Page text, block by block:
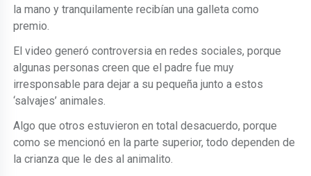
la mano y tranquilamente recibían una galleta como
premio.
El video generó controversia en redes sociales, porque
algunas personas creen que el padre fue muy
irresponsable para dejar a su pequeña junto a estos
‘salvajes’ animales.
Algo que otros estuvieron en total desacuerdo, porque
como se mencionó en la parte superior, todo dependen de
la crianza que le des al animalito.